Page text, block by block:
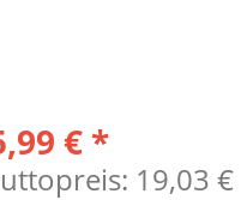
€ *
19,03 €